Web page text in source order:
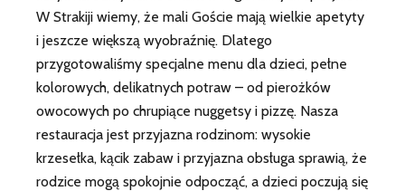
W Strakiji wiemy, że mali Goście mają wielkie apetyty
i jeszcze większą wyobraźnię. Dlatego
przygotowaliśmy specjalne menu dla dzieci, pełne
kolorowych, delikatnych potraw – od pierożków
owocowych po chrupiące nuggetsy i pizzę. Nasza
restauracja jest przyjazna rodzinom: wysokie
krzesełka, kącik zabaw i przyjazna obsługa sprawią, że
rodzice mogą spokojnie odpocząć, a dzieci poczują się